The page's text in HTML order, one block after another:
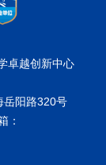
卓越创新中心
阳路320号
：